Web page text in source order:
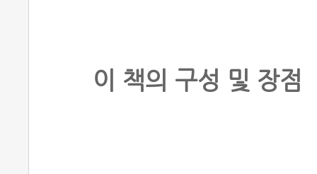
이 책의 구성 및 장점